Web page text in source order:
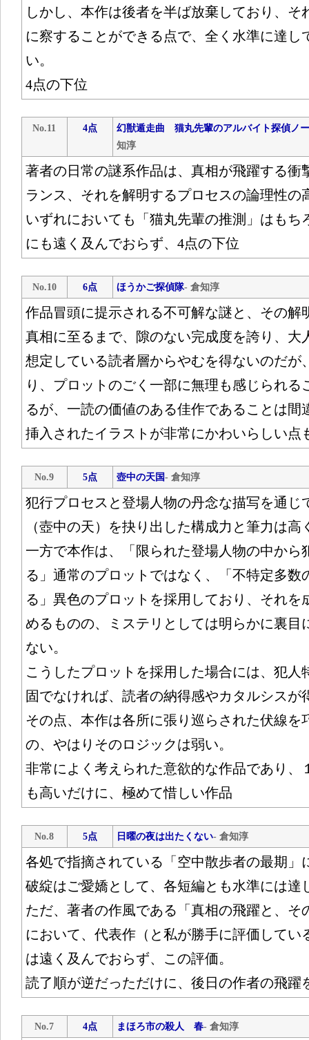
しかし、本作は後者を半ば放棄しており、そ
に察することができる点で、全く水準に達し
い。
4点の下位
No.11 4点
幻獣遁走曲 猫丸先輩のアルバイト探偵ノ
知淳
著者の日常の謎系作品は、真相が飛躍する衝
ランス、それを解明するプロセスの論理性の
いずれにおいても「猫丸先輩の推測」はもち
にも遠く及んでおらず、4点の下位
No.10 6点 ほうかご探偵隊- 倉知淳
作品冒頭に提示される不可解な謎と、その解
真相に至るまで、隙のない完成度を誇り、大
想定している読者層からやむを得ないのだが
り、プロットのごく一部に無理も感じられる
るが、一読の価値のある佳作であることは間
挿入されたイラストが非常にかわいらしい点
No.9 5点 壺中の天国- 倉知淳
犯行プロセスと登場人物の丹念な描写を通じ
（壺中の天）を抉り出した構成力と筆力は高
一方で本作は、「限られた登場人物の中から
る」通常のプロットではなく、「不特定多数
る」異色のプロットを採用しており、それを
めるものの、ミステリとしては明らかに裏目
ない。
こうしたプロットを採用した場合には、犯人
固でなければ、読者の納得感やカタルシスが
その点、本作は各所に張り巡らされた伏線を
の、やはりそのロジックは弱い。
非常によく考えられた意欲的な作品であり、
も高いだけに、極めて惜しい作品
No.8 5点 日曜の夜は出たくない- 倉知淳
各処で指摘されている「空中散歩者の最期」
破綻はご愛嬌として、各短編とも水準には達
ただ、著者の作風である「真相の飛躍と、そ
において、代表作（と私が勝手に評価してい
は遠く及んでおらず、この評価。
読了順が逆だっただけに、後日の作者の飛躍
No.7 4点 まほろ市の殺人 春- 倉知淳